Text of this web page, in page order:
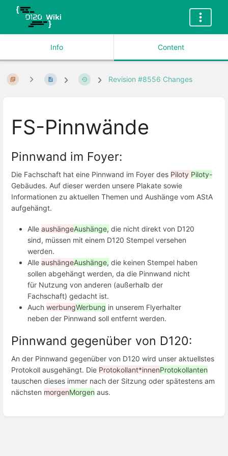
Info Content
Revision #8556 Changes
FS-Pinnwände
Pinnwand im Foyer:
Die Fachschaft hat eine Pinnwand im Foyer des Piloty Piloty-
Gebäudes. Auf dieser werden unsere Plakate sowie
Informationen zu aktuellen Themen und Aushänge vom AStA
aufgehängt.
Alle aushängeAushänge, die nicht direkt von D120
sind, müssen mit einem D120 Stempel versehen
werden.
Alle aushängeAushänge, die keinen Stempel haben
sollen abgehängt werden, da die Pinnwand nicht
für Nutzung von anderen (außerhalb der
Fachschaft) gedacht ist.
Auch werbungWerbung in unserem Flyerhalter
neben der Pinnwand soll entfernt werden.
Pinnwand gegenüber von D120:
An der Pinnwand gegenüber von D120 wird unser aktuellstes
Protokoll ausgehängt. Die Protokollant*innenProtokollanten
tauschen dieses immer nach der Sitzung oder spätestens am
nächsten morgenMorgen aus.